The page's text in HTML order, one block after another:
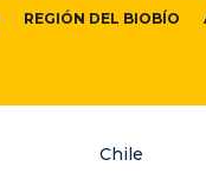
REGIÓN DEL BIOBÍO
Chile